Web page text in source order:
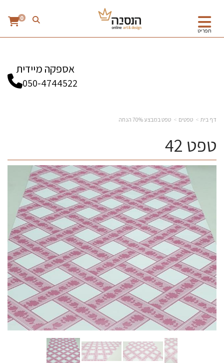
תפריט
0
אספקה מיידית
050-4744522
דף בית טפטים טפט במבצע 70% הנחה
טפט 42